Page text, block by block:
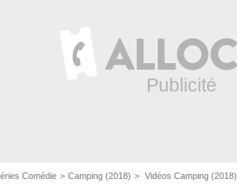
Comédie Camping (2018) Vidéos Camping (2018)